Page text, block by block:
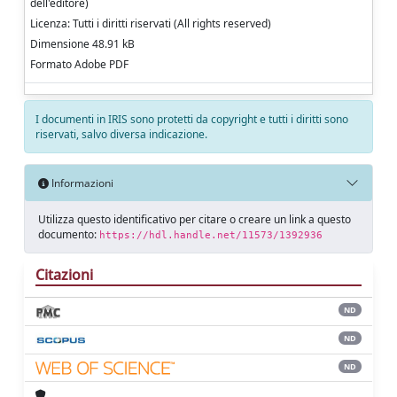
dell'editore)
Licenza: Tutti i diritti riservati (All rights reserved)
Dimensione 48.91 kB
Formato Adobe PDF
I documenti in IRIS sono protetti da copyright e tutti i diritti sono
riservati, salvo diversa indicazione.
Informazioni
Utilizza questo identificativo per citare o creare un link a questo
documento: https://hdl.handle.net/11573/1392936
Citazioni
ND
ND
ND